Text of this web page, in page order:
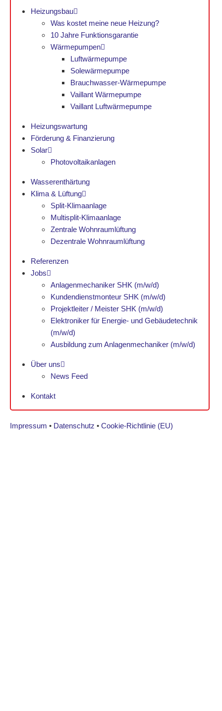
Heizungsbau
Was kostet meine neue Heizung?
10 Jahre Funktionsgarantie
Wärmepumpen
Luftwärmepumpe
Solewärmepumpe
Brauchwasser-Wärmepumpe
Vaillant Wärmepumpe
Vaillant Luftwärmepumpe
Heizungswartung
Förderung & Finanzierung
Solar
Photovoltaikanlagen
Wasserenthärtung
Klima & Lüftung
Split-Klimaanlage
Multisplit-Klimaanlage
Zentrale Wohnraumlüftung
Dezentrale Wohnraumlüftung
Referenzen
Jobs
Anlagenmechaniker SHK (m/w/d)
Kundendienstmonteur SHK (m/w/d)
Projektleiter / Meister SHK (m/w/d)
Elektroniker für Energie- und Gebäudetechnik
(m/w/d)
Ausbildung zum Anlagenmechaniker (m/w/d)
Über uns
News Feed
Kontakt
Impressum • Datenschutz • Cookie-Richtlinie (EU)